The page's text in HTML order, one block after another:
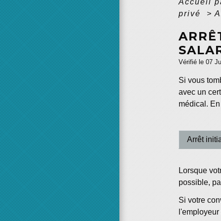
privé
>
Vérifié le 07
Si vous
avec un
médical.
Arrêt
Lorsque
possible,
Si votre